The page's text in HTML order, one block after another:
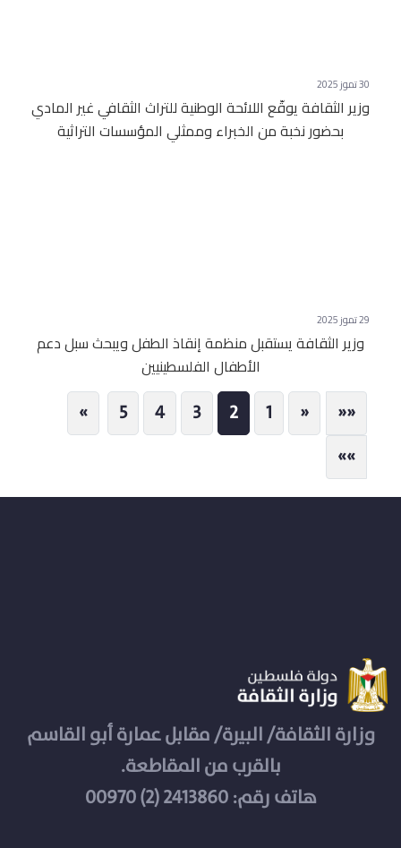
30 تموز 2025
وزير الثقافة يوقّع اللائحة الوطنية للتراث الثقافي غير المادي
بحضور نخبة من الخبراء وممثلي المؤسسات التراثية
29 تموز 2025
وزير الثقافة يستقبل منظمة إنقاذ الطفل ويبحث سبل دعم
الأطفال الفلسطينيين
««
First
«
Previous
1
2
3
4
5
»
»»
وزارة الثقافة/ البيرة/ مقابل عمارة أبو القاسم
بالقرب من المقاطعة.
هاتف رقم: 2413860 (2) 00970